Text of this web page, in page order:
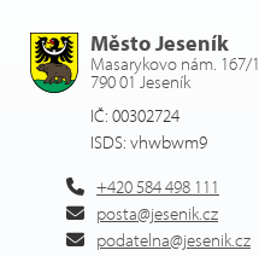
Město Jeseník
Masarykovo nám. 167/1
790 01 Jeseník
IČ: 00302724
ISDS: vhwbwm9
+420 584 498 111
posta@jesenik.cz
podatelna@jesenik.cz